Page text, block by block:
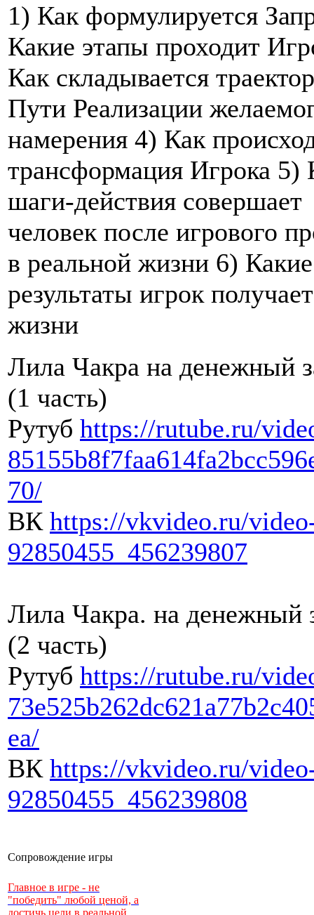
1) Как формулируется
Какие этапы проходит
Как складывается
Пути Реализации
намерения 4) Как
трансформация Игрока 5)
шаги-действия совершает
человек после игрового
в реальной жизни 6) Какие
результаты игрок
жизни
Лила Чакра на денежный
(1 часть)
Рутуб https://rutube.ru/
70/
ВК https://vkvideo.ru/
92850455_456239807
Лила Чакра. на денежный
(2 часть)
Рутуб https://rutube.ru/
ea/
ВК https://vkvideo.ru/
92850455_456239808
Сопровождение игры
Главное в игре - не
"победить" любой ценой, а
достичь цели в реальной